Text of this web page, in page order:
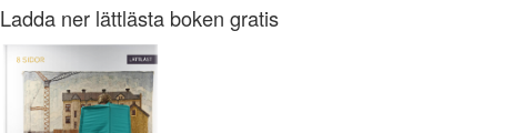
Ladda ner lättlästa boken gratis